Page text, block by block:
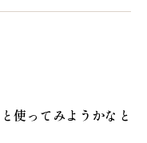
使ってみようかなと